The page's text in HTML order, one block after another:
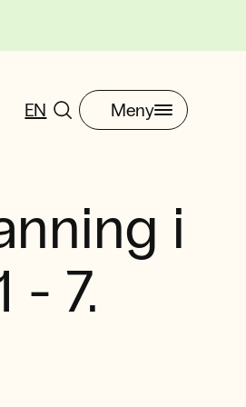
EN Meny
i
- 7.